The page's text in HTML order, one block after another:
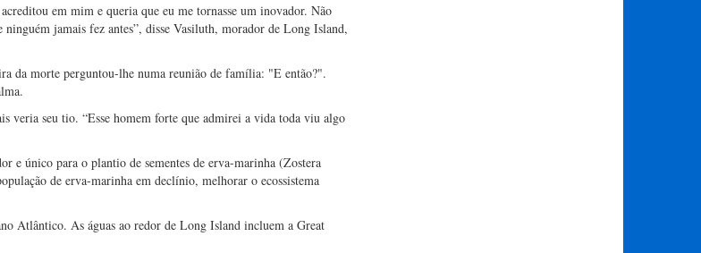
em mim e queria que eu me tornasse um inovador. Não
jamais fez antes”, disse Vasiluth, morador de Long Island,
da morte perguntou-lhe numa reunião de família: "E então?".
veria seu tio. “Esse homem forte que admirei a vida toda viu algo
e único para o plantio de sementes de erva-marinha (Zostera
de erva-marinha em declínio, melhorar o ecossistema
Atlântico. As águas ao redor de Long Island incluem a Great